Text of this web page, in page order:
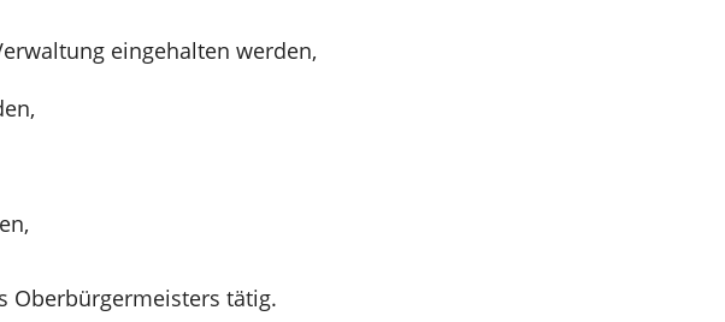
eingehalten werden,
Oberbürgermeisters tätig.